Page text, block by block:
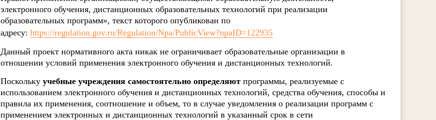
электронного обучения, дистанционных образовательных технологий при реализации
образовательных программ», текст которого опубликован по
адресу:https://regulation.gov.ru/Regulation/Npa/PublicView?npaID=122935
Данный проект нормативного акта никак не ограничивает образовательные организации в
отношении условий применения электронного обучения и дистанционных технологий.
Посколькуучебные учреждения самостоятельно определяют программы, реализуемые с
использованием электронного обучения и дистанционных технологий, средства обучения, способы и
правила их применения, соотношение и объем, то в случае уведомления о реализации программ с
применением электронных и дистанционных технологий в указанный срок в сети